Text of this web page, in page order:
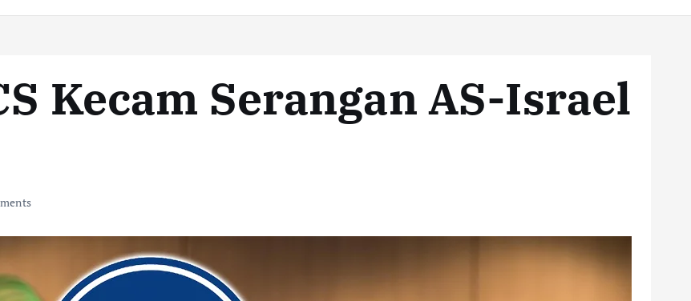
Kecam Serangan AS-Israel